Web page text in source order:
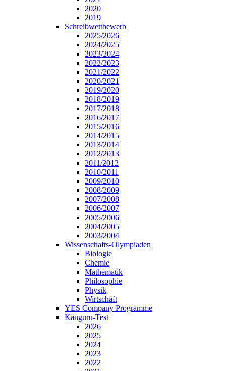
2020
2019
Schreibwettbewerb
2025/2026
2024/2025
2023/2024
2022/2023
2021/2022
2020/2021
2019/2020
2018/2019
2017/2018
2016/2017
2015/2016
2014/2015
2013/2014
2012/2013
2011/2012
2010/2011
2009/2010
2008/2009
2007/2008
2006/2007
2005/2006
2004/2005
2003/2004
Wissenschafts-Olympiaden
Biologie
Chemie
Mathematik
Philosophie
Physik
Wirtschaft
YES Company Programme
Känguru-Test
2026
2025
2024
2023
2022